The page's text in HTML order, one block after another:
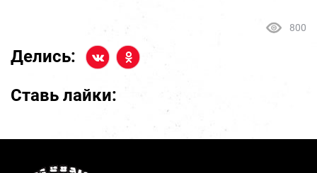
800
Делись:
Ставь лайки: